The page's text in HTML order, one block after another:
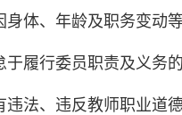
身体、年龄及职务变动
于履行委员职责及义务的
违法、违反教师职业道